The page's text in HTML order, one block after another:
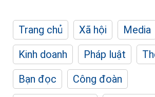
Trang chủ Xã hội Media
Kinh doanh
Pháp luật
Bạn đọc
Công đoàn